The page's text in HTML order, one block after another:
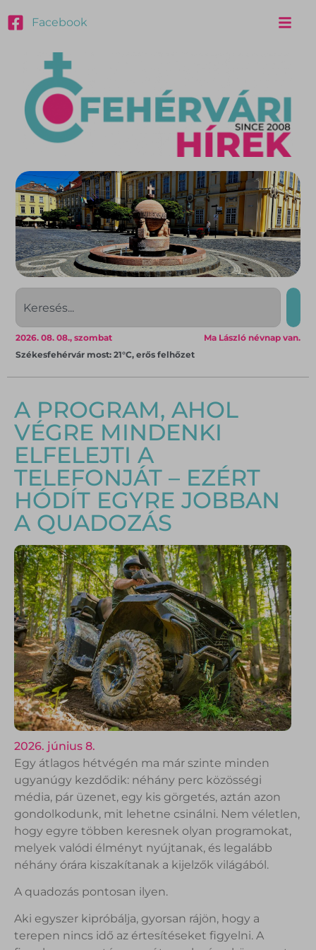
Facebook
Ma László névnap van.
2026. 08. 08., szombat
Székesfehérvár most: 21°C, erős felhőzet
A PROGRAM, AHOL
VÉGRE MINDENKI
ELFELEJTI A
TELEFONJÁT – EZÉRT
HÓDÍT EGYRE JOBBAN
A QUADOZÁS
2026. június 8.
Egy átlagos hétvégén ma már szinte minden
ugyanúgy kezdődik: néhány perc közösségi
média, pár üzenet, egy kis görgetés, aztán azon
gondolkodunk, mit lehetne csinálni. Nem véletlen,
hogy egyre többen keresnek olyan programokat,
melyek valódi élményt nyújtanak, és legalább
néhány órára kiszakítanak a kijelzők világából.
A quadozás pontosan ilyen.
Aki egyszer kipróbálja, gyorsan rájön, hogy a
terepen nincs idő az értesítéseket figyelni. A